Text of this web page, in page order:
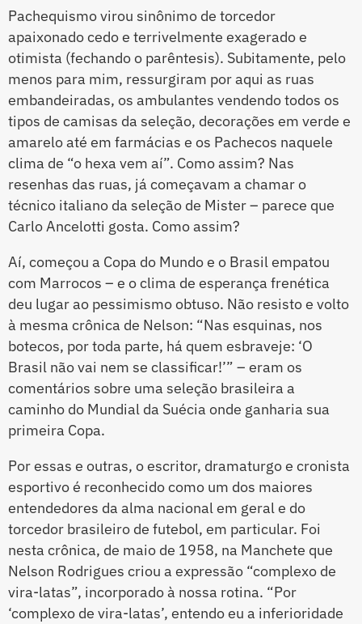
Pachequismo virou sinônimo de torcedor
apaixonado cedo e terrivelmente exagerado e
otimista (fechando o parêntesis). Subitamente, pelo
menos para mim, ressurgiram por aqui as ruas
embandeiradas, os ambulantes vendendo todos os
tipos de camisas da seleção, decorações em verde e
amarelo até em farmácias e os Pachecos naquele
clima de “o hexa vem aí”. Como assim? Nas
resenhas das ruas, já começavam a chamar o
técnico italiano da seleção de Mister – parece que
Carlo Ancelotti gosta. Como assim?
Aí, começou a Copa do Mundo e o Brasil empatou
com Marrocos – e o clima de esperança frenética
deu lugar ao pessimismo obtuso. Não resisto e volto
à mesma crônica de Nelson: “Nas esquinas, nos
botecos, por toda parte, há quem esbraveje: ‘O
Brasil não vai nem se classificar!’” – eram os
comentários sobre uma seleção brasileira a
caminho do Mundial da Suécia onde ganharia sua
primeira Copa.
Por essas e outras, o escritor, dramaturgo e cronista
esportivo é reconhecido como um dos maiores
entendedores da alma nacional em geral e do
torcedor brasileiro de futebol, em particular. Foi
nesta crônica, de maio de 1958, na Manchete que
Nelson Rodrigues criou a expressão “complexo de
vira-latas”, incorporado à nossa rotina. “Por
‘complexo de vira-latas’, entendo eu a inferioridade